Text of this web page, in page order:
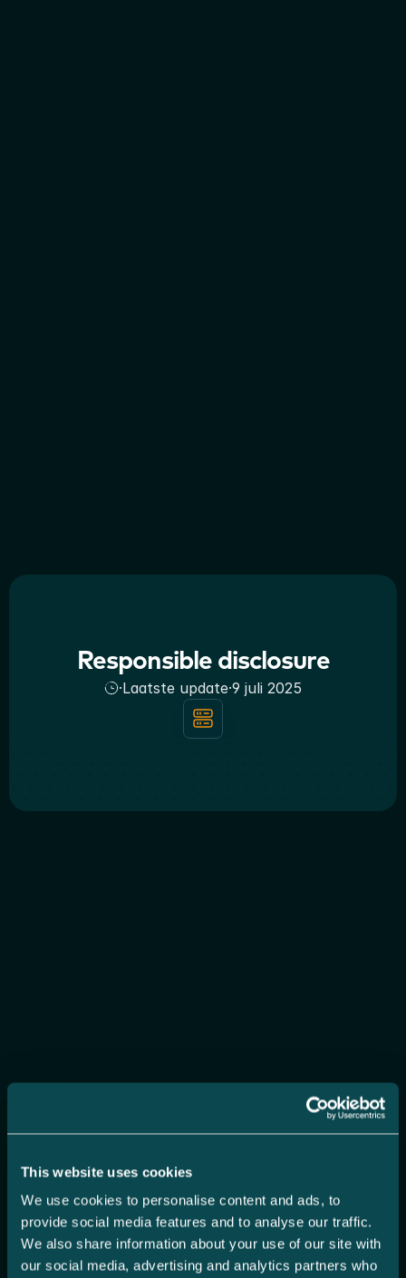
This website uses cookies
We use cookies to personalise content and ads, to
provide social media features and to analyse our traffic.
We also share information about your use of our site with
our social media, advertising and analytics partners who
Responsible disclosure
·Laatste update·9 juli 2025